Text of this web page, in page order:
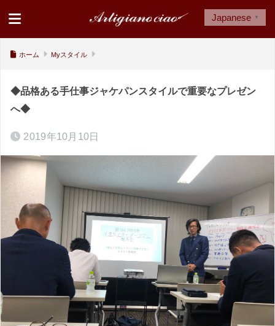
ホーム Myスタイル
◆品格ある手仕事ジャケパンスタイルで重要なプレゼン
へ◆
2019年10月10日
Japanese ▼